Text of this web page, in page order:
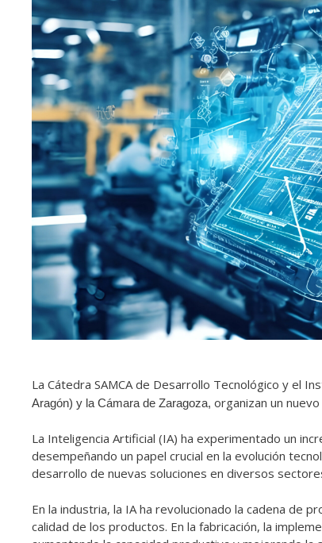
La Cátedra SAMCA de Desarrollo Tecnológico y el
Aragón) y la Cámara de Zaragoza, organizan un
La Inteligencia Artificial (IA) ha experimentado un
desempeñando un papel crucial en la evolución
desarrollo de nuevas soluciones en diversos
En la industria, la IA ha revolucionado la cadena de
calidad de los productos. En la fabricación, la